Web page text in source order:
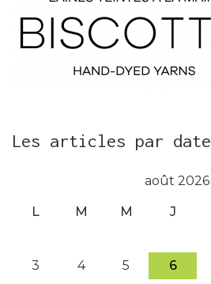
Les articles par date
août 2026
L M M J
3
4 5 6